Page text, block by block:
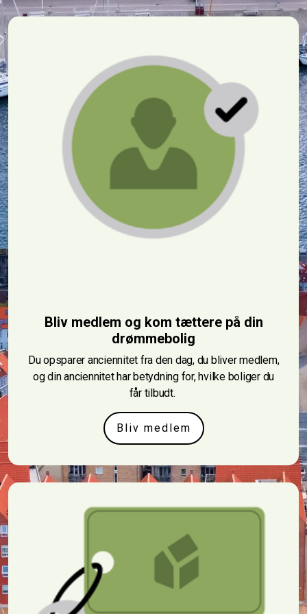
Bliv medlem og kom tættere på din
drømmebolig
Du opsparer anciennitet fra den dag, du bliver medlem,
og din anciennitet har betydning for, hvilke boliger du
får tilbudt.
Bliv medlem